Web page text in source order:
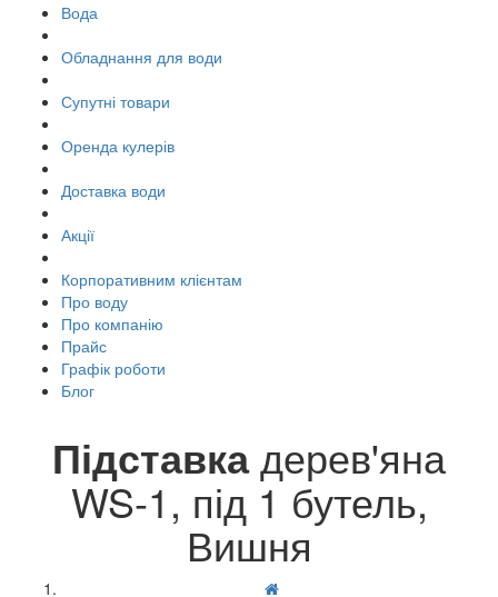
Вода
Обладнання для води
Супутні товари
Оренда кулерів
Доставка води
Акції
Корпоративним клієнтам
Про воду
Про компанію
Прайс
Графік роботи
Блог
Підставкадерев'яна
WS-1, під 1 бутель,
Вишня